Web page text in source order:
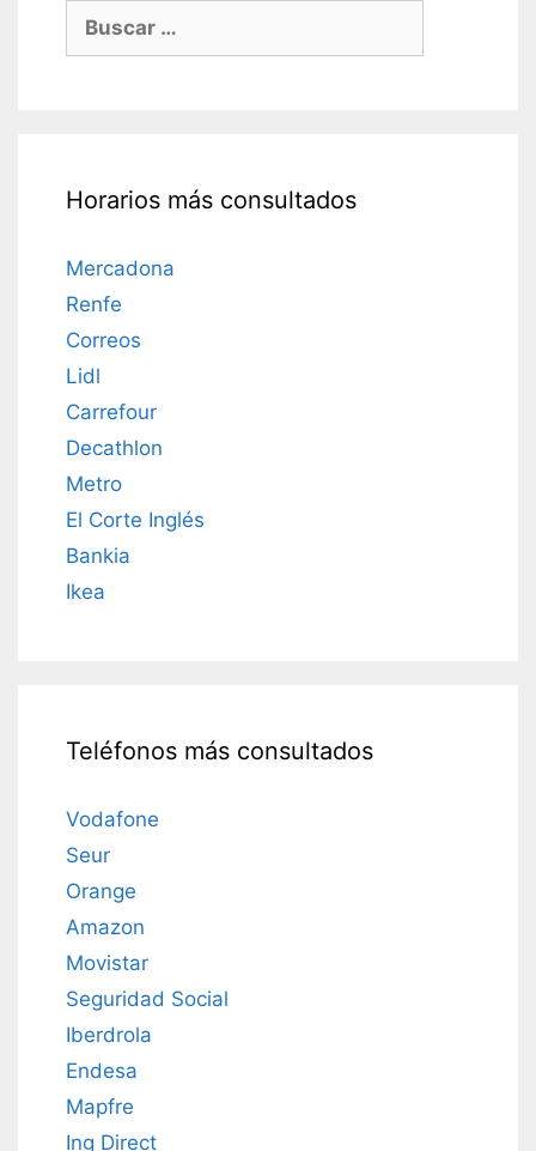
Buscar:
Horarios más consultados
Mercadona
Renfe
Correos
Lidl
Carrefour
Decathlon
Metro
El Corte Inglés
Bankia
Ikea
Teléfonos más consultados
Vodafone
Seur
Orange
Amazon
Movistar
Seguridad Social
Iberdrola
Endesa
Mapfre
Ing Direct